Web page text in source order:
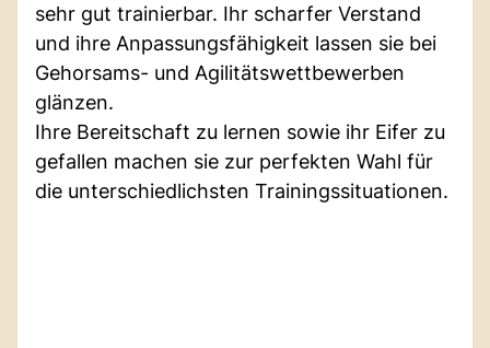
sehr gut trainierbar. Ihr scharfer Verstand
und ihre Anpassungsfähigkeit lassen sie bei
Gehorsams- und Agilitätswettbewerben
glänzen.
Ihre Bereitschaft zu lernen sowie ihr Eifer zu
gefallen machen sie zur perfekten Wahl für
die unterschiedlichsten Trainingssituationen.